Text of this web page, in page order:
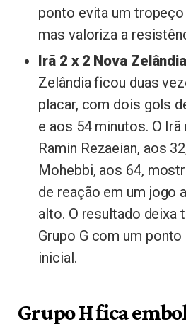
ponto evita um tropeço
mas valoriza a
Irã 2 x 2 Nova Zelândia
Zelândia ficou duas
placar, com dois gols
e aos 54 minutos. O
Ramin Rezaeian, aos
Mohebbi, aos 64,
de reação em um jogo
alto. O resultado deixa
Grupo G com um
inicial.
Grupo H fica